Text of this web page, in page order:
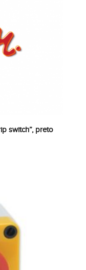
switch”, preto